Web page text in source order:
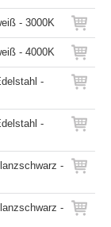
- 3000K
- 4000K
-
-
-
-